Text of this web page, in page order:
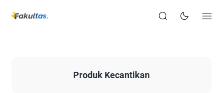
Produk Kecantikan